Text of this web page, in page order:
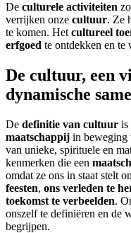
De culturele activiteiten
verrijken onze cultuur. Ze
te komen. Het cultureel
erfgoed te ontdekken en te
De cultuur, een
dynamische
De definitie van cultuur is
maatschappij in beweging
van unieke, spirituele en
kenmerken die een
omdat ze ons in staat stelt
feesten, ons verleden te
toekomst te verbeelden.
onszelf te definiëren en de
begrijpen.